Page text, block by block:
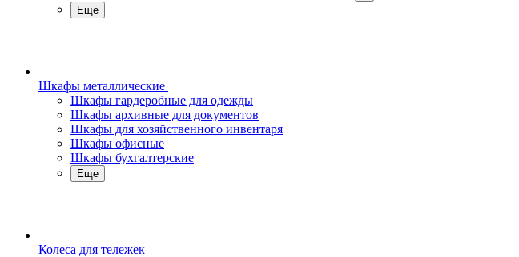
Еще
Шкафы металлические
Шкафы гардеробные для одежды
Шкафы архивные для документов
Шкафы для хозяйственного инвентаря
Шкафы офисные
Шкафы бухгалтерские
Еще
Колеса для тележек